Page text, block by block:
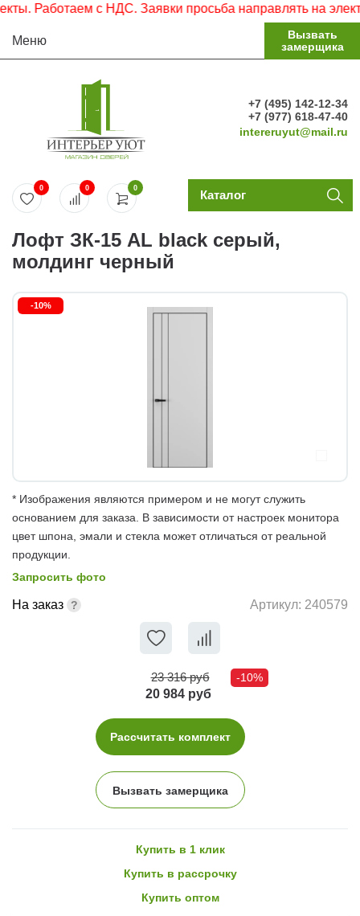
Работаем с НДС. Заявки просьба направлять на
Меню
Вызвать
замерщика
+7 (495) 142-12-34
+7 (977) 618-47-40
intereruyut@mail.ru
0
0 0 Каталог
Лофт ЗК-15 AL black серый,
молдинг черный
-10%
* Изображения являются примером и не могут служить
основанием для заказа. В зависимости от настроек монитора
цвет шпона, эмали и стекла может отличаться от реальной
продукции.
Запросить фото
На заказ Артикул: 240579
23 316 руб -10%
20 984 руб
Рассчитать комплект
Вызвать замерщика
Купить в 1 клик
Купить в рассрочку
Купить оптом